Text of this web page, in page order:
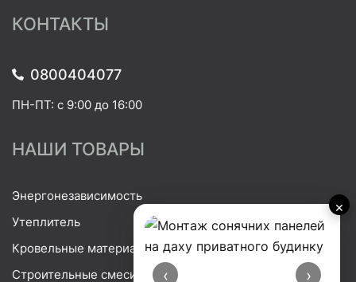
×
‹ ›
КОНТАКТЫ
0800404077
ПН-ПТ: с 9:00 до 16:00
НАШИ ТОВАРЫ
Энергонезависимость
Утеплитель
Кровельные материалы
Строительные смеси